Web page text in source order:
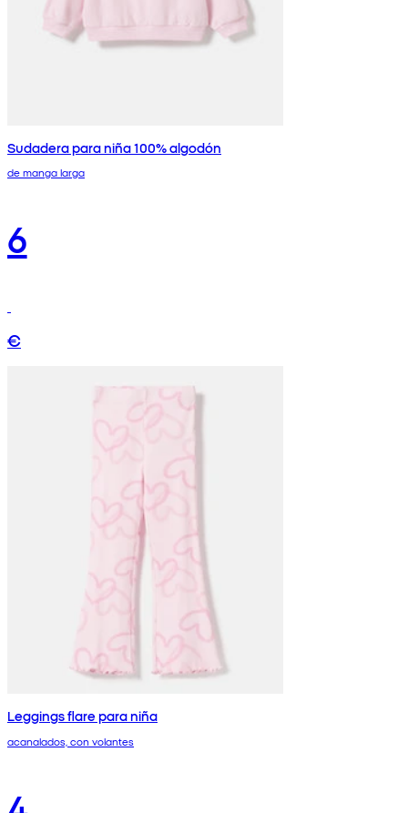
Sudadera para niña 100% algodón
de manga larga
6
€
Leggings flare para niña
acanalados, con volantes